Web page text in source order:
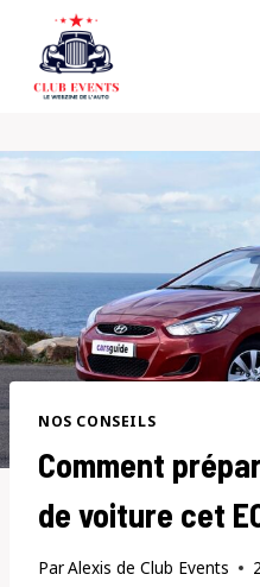
content
NOS CONSEILS
Comment
de voiture cet
ParAlexis de Club Events